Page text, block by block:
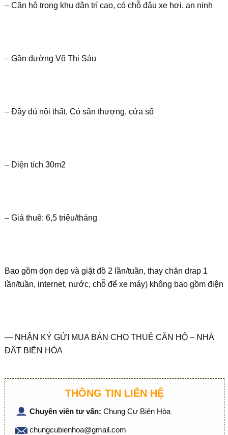
– Căn hộ trong khu dân trí cao, có chỗ đậu xe hơi, an ninh
– Gần đường Võ Thị Sáu
– Đầy đủ nội thất, Có sân thượng, cửa sổ
– Diện tích 30m2
– Giá thuê: 6,5 triệu/tháng
Bao gồm dọn dẹp và giặt đồ 2 lần/tuần, thay chăn drap 1
lần/tuần, internet, nước, chỗ để xe máy) không bao gồm điện
— NHẬN KÝ GỬI MUA BÁN CHO THUÊ CĂN HỘ – NHÀ
ĐẤT BIÊN HÒA
THÔNG TIN LIÊN HỆ
Chuyên viên tư vấn: Chung Cư Biên Hòa
chungcubienhoa@gmail.com